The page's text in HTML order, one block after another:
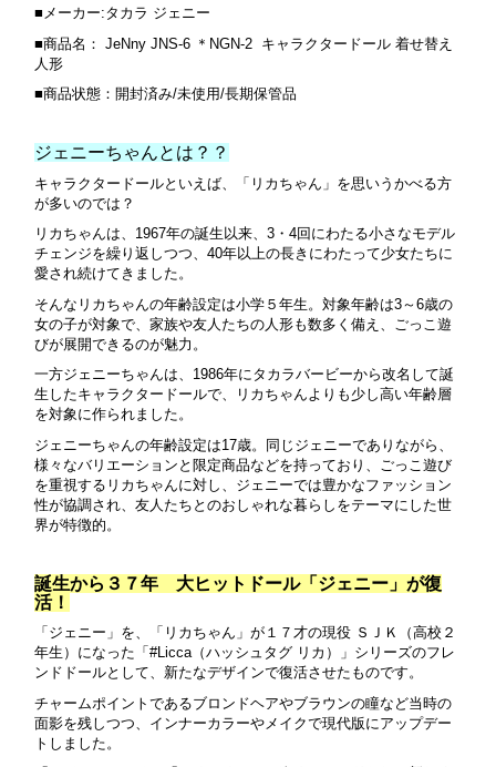
■メーカー:タカラ ジェニー
■商品名： JeNny JNS-6 ＊NGN-2 キャラクタードール 着せ替え
人形
■商品状態：開封済み/未使用/長期保管品
ジェニーちゃんとは？？
キャラクタードールといえば、「リカちゃん」を思いうかべる方
が多いのでは？
リカちゃんは、1967年の誕生以来、3・4回にわたる小さなモデル
チェンジを繰り返しつつ、40年以上の長きにわたって少女たちに
愛され続けてきました。
そんなリカちゃんの年齢設定は小学５年生。対象年齢は3～6歳の
女の子が対象で、家族や友人たちの人形も数多く備え、ごっこ遊
びが展開できるのが魅力。
一方ジェニーちゃんは、1986年にタカラバービーから改名して誕
生したキャラクタードールで、リカちゃんよりも少し高い年齢層
を対象に作られました。
ジェニーちゃんの年齢設定は17歳。同じジェニーでありながら、
様々なバリエーションと限定商品などを持っており、ごっこ遊び
を重視するリカちゃんに対し、ジェニーでは豊かなファッション
性が協調され、友人たちとのおしゃれな暮らしをテーマにした世
界が特徴的。
誕生から３７年 大ヒットドール「ジェニー」が復
活！
「ジェニー」を、「リカちゃん」が１７才の現役 ＳＪＫ（高校２
年生）になった「#Licca（ハッシュタグ リカ）」シリーズのフレ
ンドドールとして、新たなデザインで復活させたものです。
チャームポイントであるブロンドヘアやブラウンの瞳など当時の
面影を残しつつ、インナーカラーやメイクで現代版にアップデー
トしました。